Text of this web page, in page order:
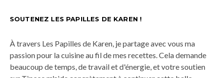
SOUTENEZ LES PAPILLES DE KAREN !
À travers Les Papilles de Karen, je partage avec vous ma
passion pour la cuisine au fil de mes recettes. Cela demande
beaucoup de temps, de travail et d'énergie, et votre soutien